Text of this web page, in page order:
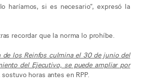
haríamos, si es necesario”, expresó la
recordar que la norma lo prohíbe.
de los Reinfos culmina el 30 de junio del
del Ejecutivo, se puede ampliar por
sostuvo horas antes en RPP.